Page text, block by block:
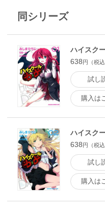
同シリーズ
ハイスク
638円（税込
試し
購入は
ハイスク
638 円（税込
試し
購入は